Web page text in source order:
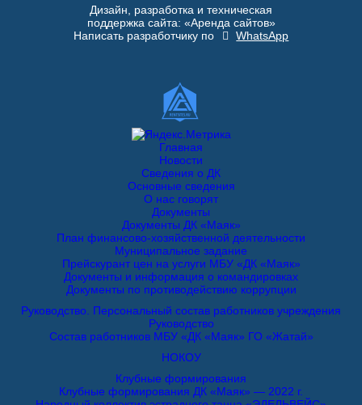
Дизайн, разработка и техническая
поддержка сайта: «Аренда сайтов»
Написать разработчику по
WhatsApp
Главная
Новости
Сведения о ДК
Основные сведения
О нас говорят
Документы
Документы ДК «Маяк»
План финансово-хозяйственной деятельности
Муниципальное задание
Прейскурант цен на услуги МБУ «ДК «Маяк»
Документы и информация о командировках
Документы по противодействию коррупции
Руководство. Персональный состав работников учреждения
Руководство
Состав работников МБУ «ДК «Маяк» ГО «Жатай»
НОКОУ
Клубные формирования
Клубные формирования ДК «Маяк» — 2022 г.